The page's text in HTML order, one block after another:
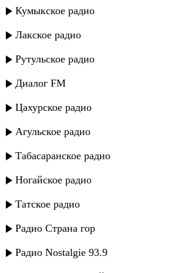
Кумыкское радио
Лакское радио
Рутульское радио
Диалог FM
Цахурское радио
Агульское радио
Табасаранское радио
Ногайское радио
Татское радио
Радио Страна гор
Радио Nostalgie 93.9